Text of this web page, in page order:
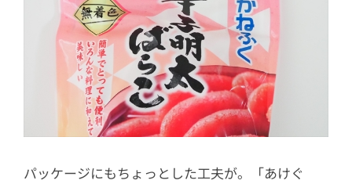
パッケージにもちょっとした工夫が。「あけぐ